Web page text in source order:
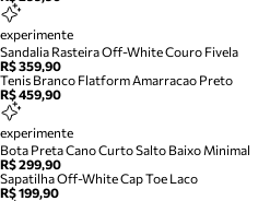
experimente
Sandalia Rasteira Off-White Couro Fivela
R$ 359,90
Tenis Branco Flatform Amarracao Preto
R$ 459,90
experimente
Bota Preta Cano Curto Salto Baixo Minimal
R$ 299,90
Sapatilha Off-White Cap Toe Laco
R$ 199,90